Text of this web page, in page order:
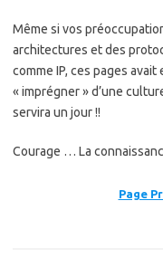
Même si vos
architectures et des
comme IP, ces pages
« imprégner » d’une
servira un jour !!
Courage … La
Page